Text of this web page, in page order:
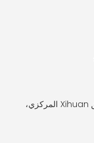
العنوان: متجر 66، الطابق 3، رقم 69، طريق Xihuan المركزي،